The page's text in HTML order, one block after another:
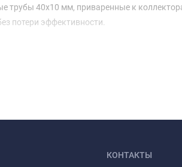
трубы 40х10 мм, приваренные к
потери эффективности.
КОНТАКТЫ